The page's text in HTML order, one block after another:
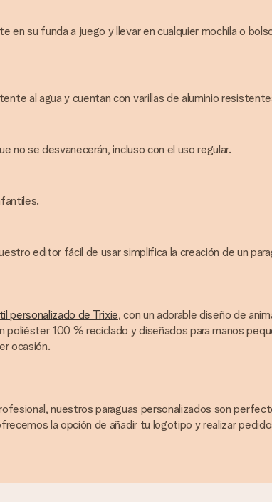
en su funda a juego y llevar en cualquier mochila o
al agua y cuentan con varillas de aluminio
no se desvanecerán, incluso con el uso regular.
editor fácil de usar simplifica la creación de un
personalizado de Trixie, con un adorable diseño de
100 % reciclado y diseñados para manos
ocasión.
nuestros paraguas personalizados son
la opción de añadir tu logotipo y realizar